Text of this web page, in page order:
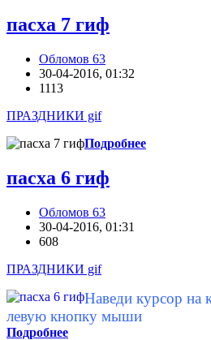
пасха 7 гиф
Обломов 63
30-04-2016, 01:32
1113
ПРАЗДНИКИ gif
Подробнее
пасха 6 гиф
Обломов 63
30-04-2016, 01:31
608
ПРАЗДНИКИ gif
Наведи курсор на
левую кнопку мыши
Подробнее